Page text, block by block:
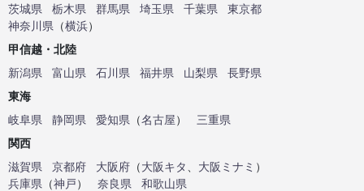
茨城県
栃木県 群馬県 埼玉県 千葉県
東京都
神奈川県 （横浜）
甲信越・北陸
新潟県
富山県 石川県 福井県 山梨県
長野県
東海
岐阜県
静岡県 愛知県 （名古屋）
三重県
関西
滋賀県
京都府 大阪府 （大阪キタ 大阪ミナミ ）
兵庫県 （神戸） 奈良県
和歌山県